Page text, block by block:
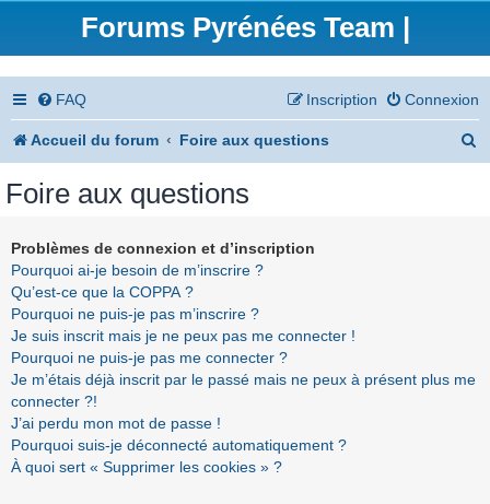
Forums Pyrénées Team |
FAQ Connexion
Inscription
Accueil du forum Foire aux questions
Foire aux questions
Problèmes de connexion et d’inscription
Pourquoi ai-je besoin de m’inscrire ?
Qu’est-ce que la COPPA ?
Pourquoi ne puis-je pas m’inscrire ?
Je suis inscrit mais je ne peux pas me connecter !
Pourquoi ne puis-je pas me connecter ?
Je m’étais déjà inscrit par le passé mais ne peux à présent plus me
connecter ?!
J’ai perdu mon mot de passe !
Pourquoi suis-je déconnecté automatiquement ?
À quoi sert « Supprimer les cookies » ?